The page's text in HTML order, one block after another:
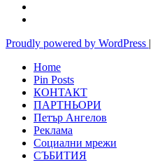
Proudly powered by WordPress |
Home
Pin Posts
КОНТАКТ
ПАРТНЬОРИ
Петър Ангелов
Реклама
Социални мрежи
СЪБИТИЯ